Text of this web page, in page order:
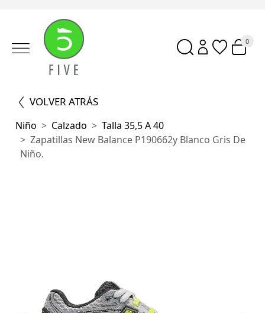
0
VOLVER ATRÁS
Niño Calzado
Talla 35,5 A 40
Zapatillas New Balance P190662y Blanco Gris De
Niño.